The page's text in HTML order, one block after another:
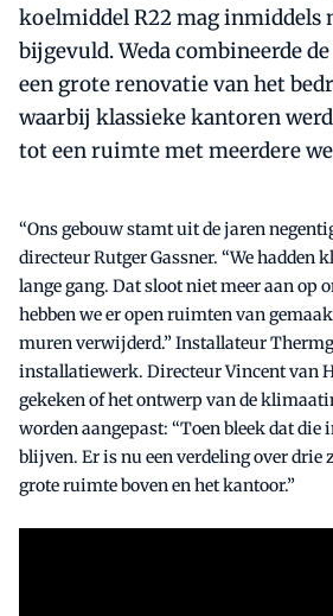
koelmiddel R22 mag inmiddels
bijgevuld. Weda combineerde
een grote renovatie van het
waarbij klassieke kantoren
tot een ruimte met meerdere
“Ons gebouw stamt uit de jaren
directeur Rutger Gassner. “We hadden
lange gang. Dat sloot niet meer aan op
hebben we er open ruimten van
muren verwijderd.” Installateur
installatiewerk. Directeur Vincent van
gekeken of het ontwerp van de
worden aangepast: “Toen bleek dat die
blijven. Er is nu een verdeling over drie
grote ruimte boven en het kantoor.”